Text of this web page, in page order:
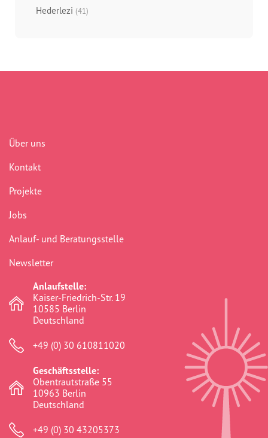
Hederlezi (41)
Über uns
Kontakt
Projekte
Jobs
Anlauf- und Beratungsstelle
Newsletter
Anlaufstelle:
Kaiser-Friedrich-Str. 19
10585 Berlin
Deutschland
+49 (0) 30 610811020
Geschäftsstelle:
Obentrautstraße 55
10963 Berlin
Deutschland
+49 (0) 30 43205373